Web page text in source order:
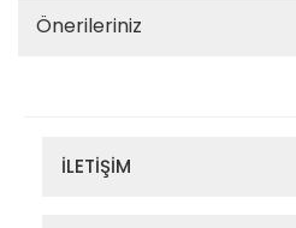
Önerileriniz
İLETİŞİM